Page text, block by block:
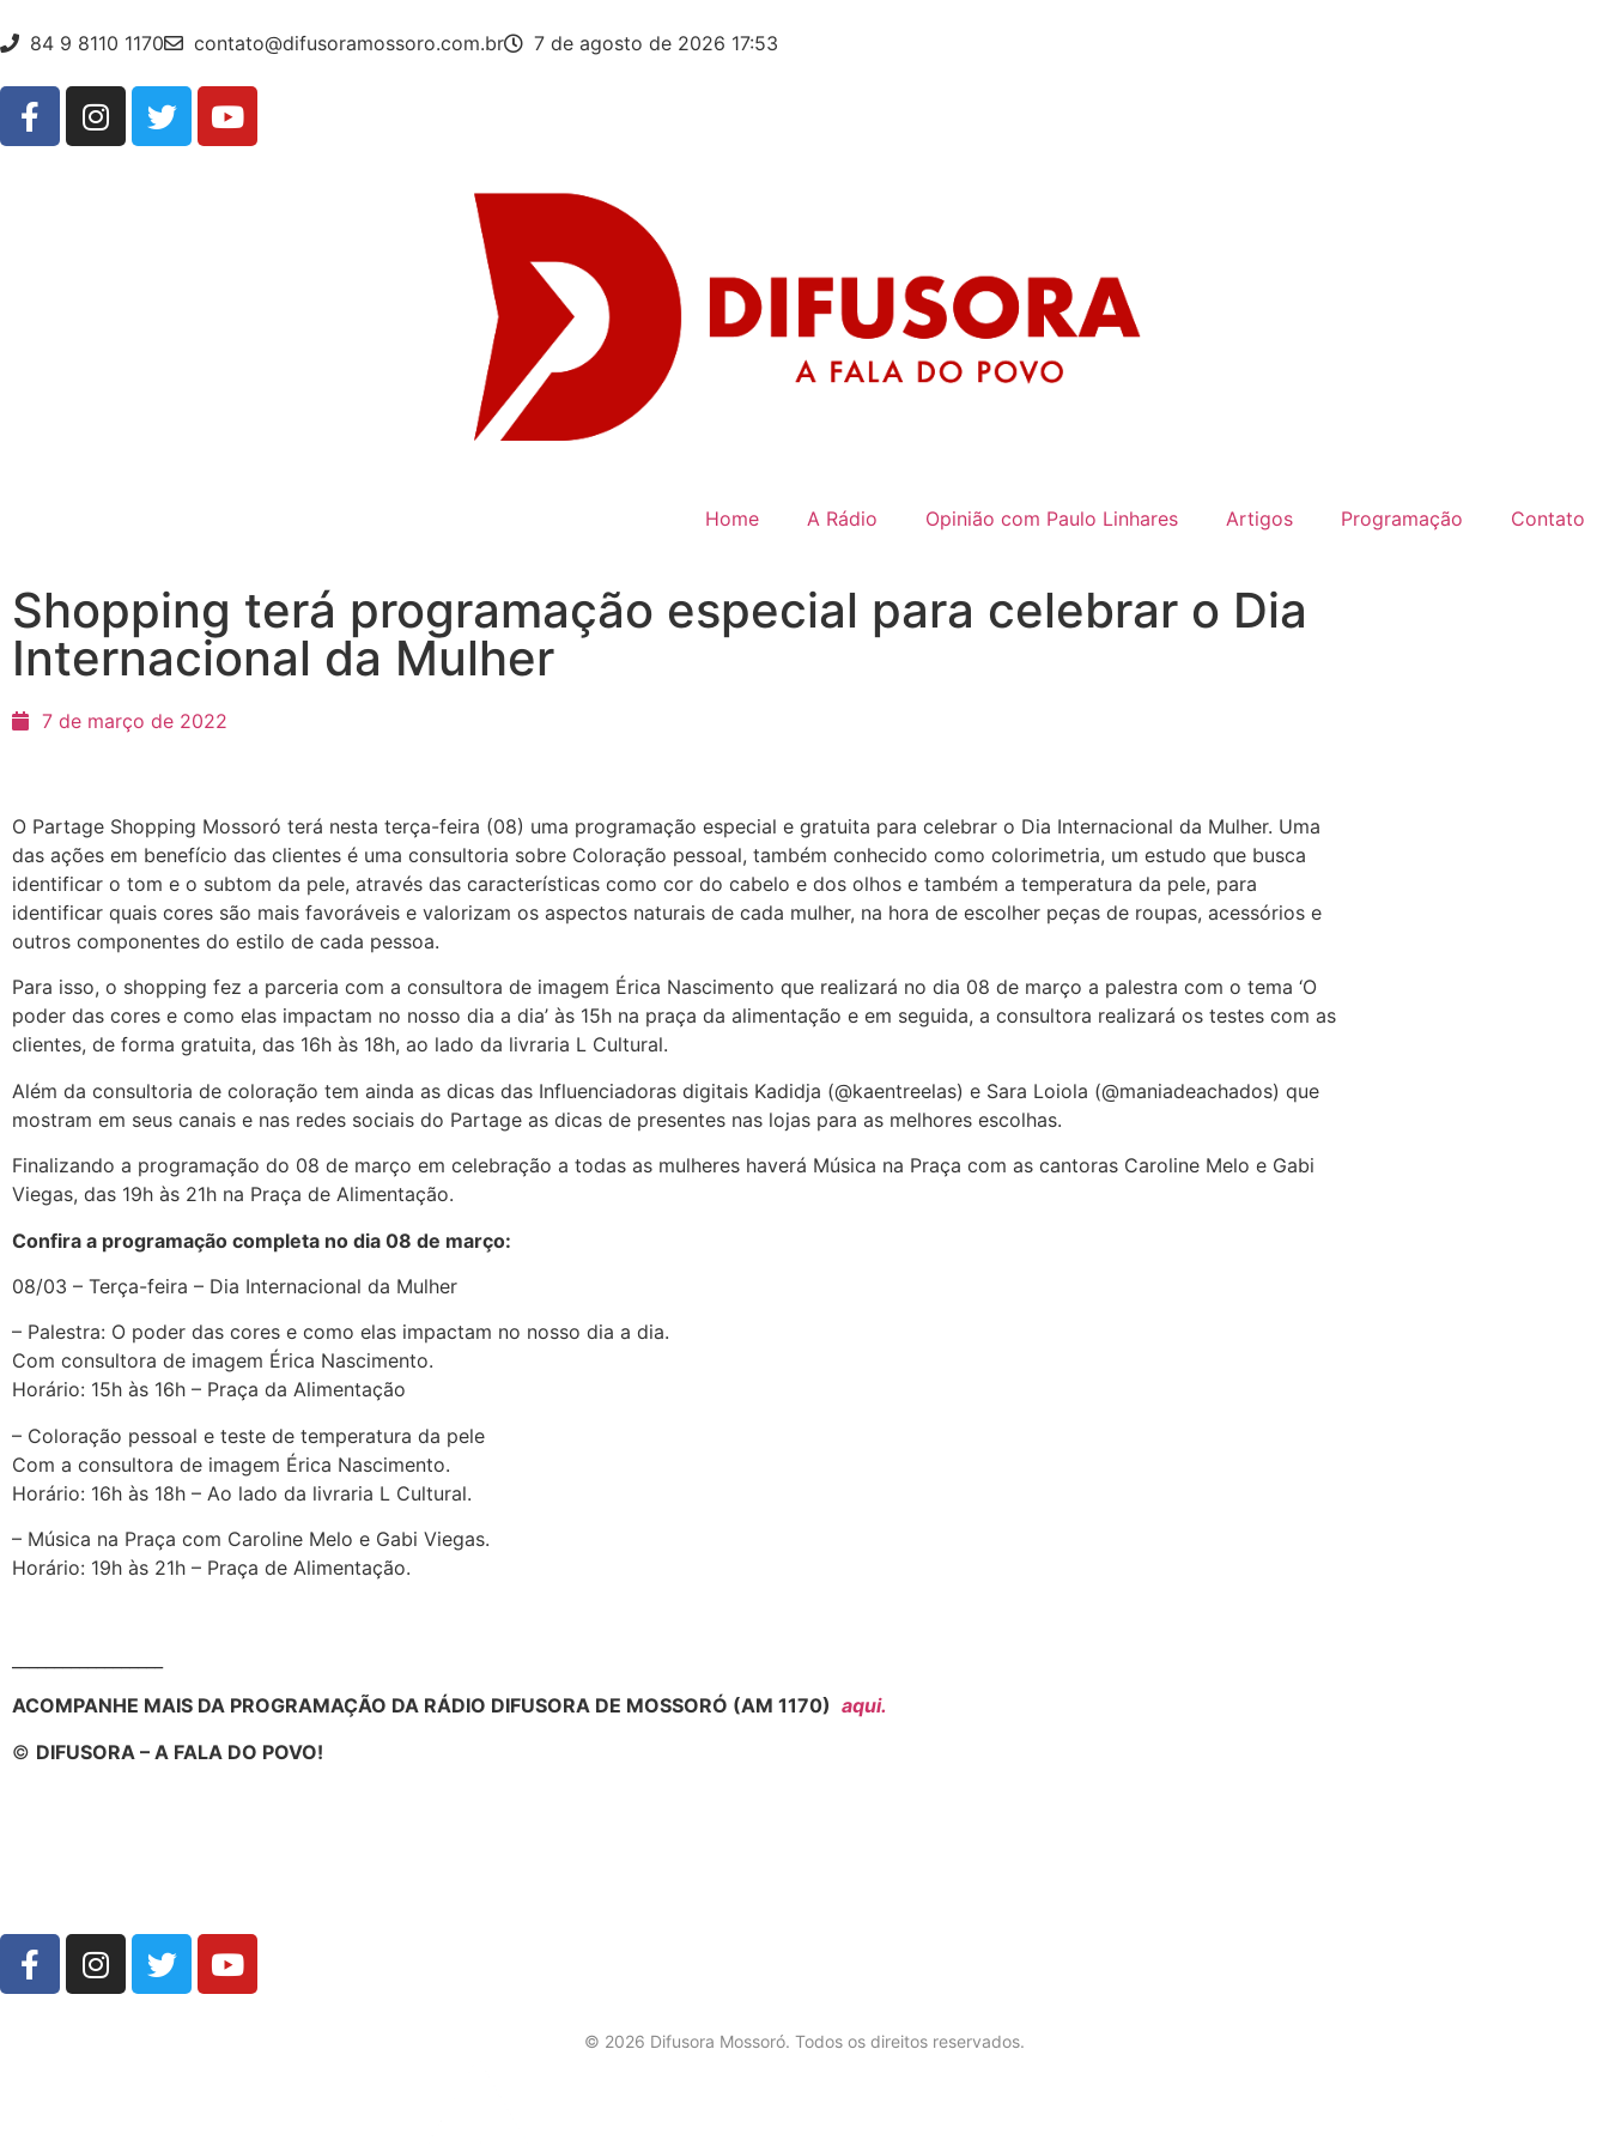
84 9 8110 1170 contato@difusoramossoro.com.br 7 de agosto de 2026 17:53
Home A Rádio Opinião com Paulo Linhares Artigos Programação Contato
Shopping terá programação especial para celebrar o Dia
Internacional da Mulher
7 de março de 2022
O Partage Shopping Mossoró terá nesta terça-feira (08) uma programação especial e gratuita para celebrar o Dia Internacional da Mulher. Uma
das ações em benefício das clientes é uma consultoria sobre Coloração pessoal, também conhecido como colorimetria, um estudo que busca
identificar o tom e o subtom da pele, através das características como cor do cabelo e dos olhos e também a temperatura da pele, para
identificar quais cores são mais favoráveis e valorizam os aspectos naturais de cada mulher, na hora de escolher peças de roupas, acessórios e
outros componentes do estilo de cada pessoa.
Para isso, o shopping fez a parceria com a consultora de imagem Érica Nascimento que realizará no dia 08 de março a palestra com o tema ‘O
poder das cores e como elas impactam no nosso dia a dia’ às 15h na praça da alimentação e em seguida, a consultora realizará os testes com as
clientes, de forma gratuita, das 16h às 18h, ao lado da livraria L Cultural.
Além da consultoria de coloração tem ainda as dicas das Influenciadoras digitais Kadidja (@kaentreelas) e Sara Loiola (@maniadeachados) que
mostram em seus canais e nas redes sociais do Partage as dicas de presentes nas lojas para as melhores escolhas.
Finalizando a programação do 08 de março em celebração a todas as mulheres haverá Música na Praça com as cantoras Caroline Melo e Gabi
Viegas, das 19h às 21h na Praça de Alimentação.
Confira a programação completa no dia 08 de março:
08/03 – Terça-feira – Dia Internacional da Mulher
– Palestra: O poder das cores e como elas impactam no nosso dia a dia.
Com consultora de imagem Érica Nascimento.
Horário: 15h às 16h – Praça da Alimentação
– Coloração pessoal e teste de temperatura da pele
Com a consultora de imagem Érica Nascimento.
Horário: 16h às 18h – Ao lado da livraria L Cultural.
– Música na Praça com Caroline Melo e Gabi Viegas.
Horário: 19h às 21h – Praça de Alimentação.
ACOMPANHE MAIS DA PROGRAMAÇÃO DA RÁDIO DIFUSORA DE MOSSORÓ (AM 1170) aqui.
© DIFUSORA – A FALA DO POVO!
© 2026 Difusora Mossoró. Todos os direitos reservados.